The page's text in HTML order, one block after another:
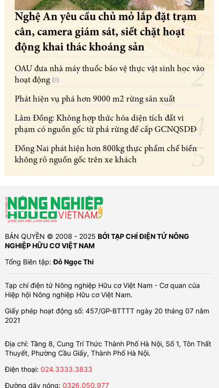
Nghệ An yêu cầu chủ mỏ lắp đặt trạm
cân, camera giám sát, siết chặt hoạt
động khai thác khoáng sản
OAU đưa nhà máy thuốc bảo vệ thực vật sinh học vào
hoạt động
Phát hiện vụ phá hơn 9000 m2 rừng sản xuất
Lâm Đồng: Không hợp thức hóa diện tích đất vi
phạm có nguồn gốc từ phá rừng để cấp GCNQSDĐ
Đồng Nai phát hiện hơn 800kg thực phẩm chế biến
không rõ nguồn gốc trên xe khách
BẢN QUYỀN © 2008 - 2025 BỞI TẠP CHÍ ĐIỆN TỬ NÔNG
NGHIỆP HỮU CƠ VIỆT NAM
Tổng Biên tập:Đỗ Ngọc Thi
Tạp chí điện tử Nông nghiệp Hữu cơ Việt Nam - Cơ quan của
Hiệp hội Nông nghiệp Hữu cơ Việt Nam.
Giấy phép hoạt động số: 457/GP-BTTTT ngày 20 tháng 07 năm
2021
Địa chỉ: Tầng 8, Cung Trí Thức Thành Phố Hà Nội, Số 1, Tôn Thất
Thuyết, Phường Cầu Giấy, Thành Phố Hà Nội.
Điện thoại: 024.3333.3833
Đường dây nóng: 0326.050.977